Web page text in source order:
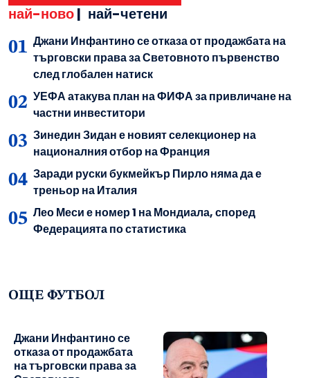
най-ново| най-четени
Джани Инфантино се отказа от продажбата на
търговски права за Световното първенство
след глобален натиск
УЕФА атакува план на ФИФА за привличане на
частни инвеститори
Зинедин Зидан е новият селекционер на
националния отбор на Франция
Заради руски букмейкър Пирло няма да е
треньор на Италия
Лео Меси е номер 1 на Мондиала, според
Федерацията по статистика
ОЩЕ ФУТБОЛ
Джани Инфантино се
отказа от продажбата
на търговски права за